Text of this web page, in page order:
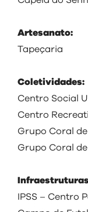
Artesanato:
Tapeçaria
Coletividades:
Centro Social
Centro
Grupo Coral
Grupo Coral
IPSS – Centro